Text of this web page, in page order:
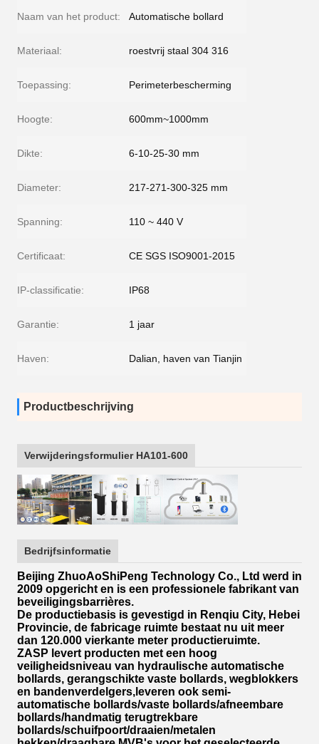
Naam van het product: Automatische bollard
Materiaal: roestvrij staal 304 316
Toepassing: Perimeterbescherming
Hoogte: 600mm~1000mm
Dikte: 6-10-25-30 mm
Diameter: 217-271-300-325 mm
Spanning: 110 ~ 440 V
Certificaat: CE SGS ISO9001-2015
IP-classificatie: IP68
Garantie: 1 jaar
Haven: Dalian, haven van Tianjin
Productbeschrijving
Verwijderingsformulier HA101-600
Bedrijfsinformatie
Beijing ZhuoAoShiPeng Technology Co., Ltd werd in
2009 opgericht en is een professionele fabrikant van
beveiligingsbarrières.
De productiebasis is gevestigd in Renqiu City, Hebei
Provincie, de fabricage ruimte bestaat nu uit meer
dan 120.000 vierkante meter productieruimte.
ZASP levert producten met een hoog
veiligheidsniveau van hydraulische automatische
bollards, gerangschikte vaste bollards, wegblokkers
en bandenverdelgers,leveren ook semi-
automatische bollards/vaste bollards/afneembare
bollards/handmatig terugtrekbare
bollards/schuifpoort/draaien/metalen